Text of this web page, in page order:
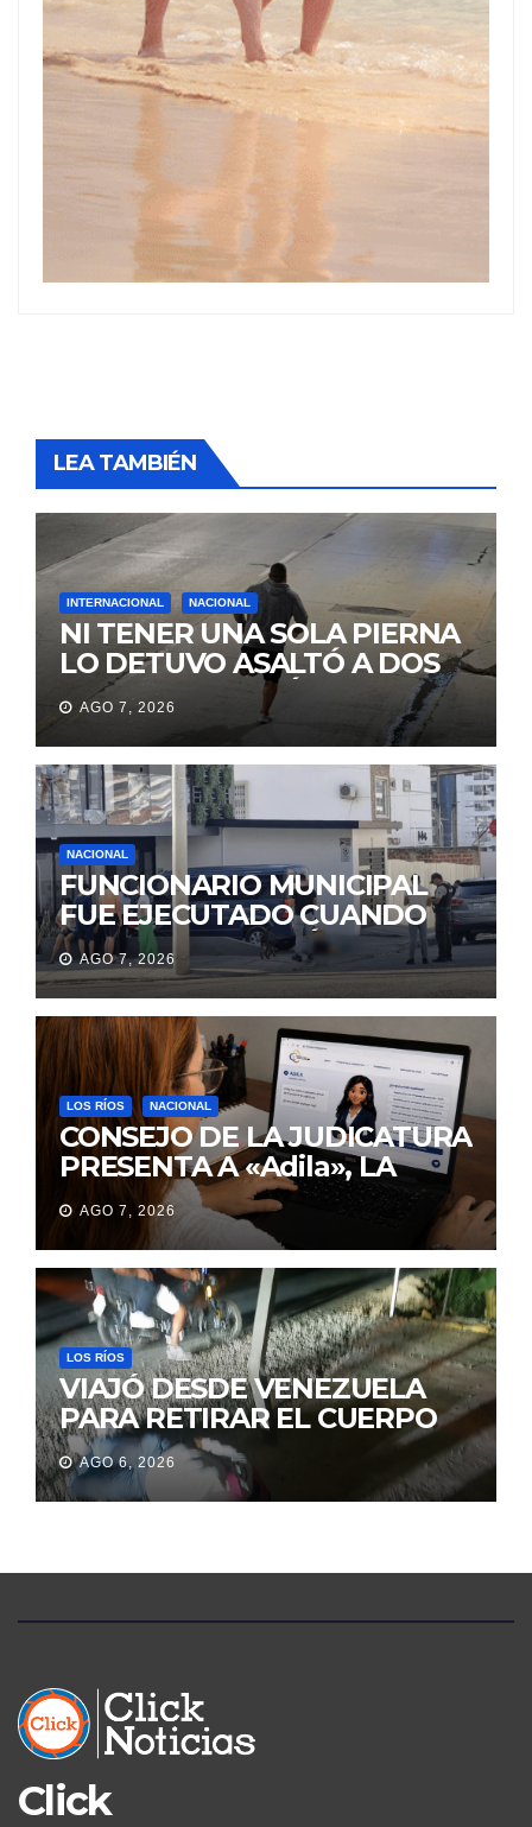
LEA TAMBIÉN
INTERNACIONAL NACIONAL
NI TENER UNA SOLA PIERNA
LO DETUVO ASALTÓ A DOS
MUJERES Y HUYÓ
BRINCANDO.
AGO 7, 2026
NACIONAL
FUNCIONARIO MUNICIPAL
FUE EJECUTADO CUANDO
IBA A UNA REUNIÓN DE
TRABAJO EN MANTA
AGO 7, 2026
LOS RÍOS NACIONAL
CONSEJO DE LA JUDICATURA
PRESENTA A «Adila», LA
ASISTENTE VIRTUAL QUE
ORIENTA A LA CIUDADANÍA
SOBRE TRÁMITES
JUDICIALES
AGO 7, 2026
LOS RÍOS
VIAJÓ DESDE VENEZUELA
PARA RETIRAR EL CUERPO
DE SU MARIDO QUE
PERMANECIÓ SEIS DÍAS EN
LA MORGUE
AGO 6, 2026
Click